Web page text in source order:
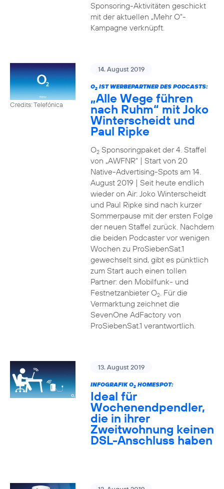
Sponsoring-Aktivitäten geschickt
mit der aktuellen „Mehr O“-
Kampagne verknüpft.
Credits: Telefónica
14. August 2019
O2IST WERBEPARTNER DES PODCASTS:
„Alle Wege führen
nach Ruhm“ mit Joko
Winterscheidt und
Paul Ripke
O2Sponsoringpaket der 4. Staffel
von „AWFNR“ | Start von 20
Native-Advertising-Spots am 14.
August 2019 | Seit heute endlich
wieder on Air: Joko Winterscheidt
und Paul Ripke sind nach kurzer
Sommerpause mit der ersten Folge
der neuen Staffel zurück. Nachdem
die beiden Podcaster vor wenigen
Wochen zu ProSiebenSat.1
gewechselt sind, gibt es pünktlich
zum Start auch einen tollen
Partner: den Mobilfunk- und
Festnetzanbieter O2. Für die
Vermarktung zeichnet die
SevenOne AdFactory von
ProSiebenSat.1 verantwortlich.
13. August 2019
INFOGRAFIK O2HOMESPOT:
Ideal für
Wochenendpendler,
die in ihrer
Zweitwohnung keinen
DSL-Anschluss haben